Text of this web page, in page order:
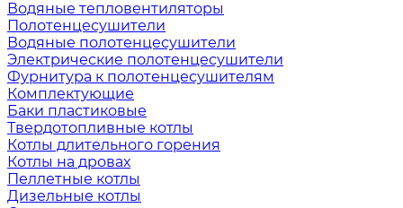
Водяные тепловентиляторы
Полотенцесушители
Водяные полотенцесушители
Электрические полотенцесушители
Фурнитура к полотенцесушителям
Комплектующие
Баки пластиковые
Твердотопливные котлы
Котлы длительного горения
Котлы на дровах
Пеллетные котлы
Дизельные котлы